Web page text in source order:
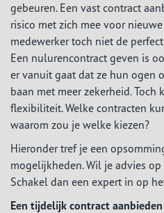
gebeuren. Een vast contract
risico met zich mee voor
medewerker toch niet de
Een nulurencontract geven is
er vanuit gaat dat ze hun ogen
baan met meer zekerheid.
flexibiliteit. Welke contracten
waarom zou je welke kiezen?
Hieronder tref je een
mogelijkheden. Wil je advies
Schakel dan een expert in op
Een tijdelijk contract aanbieden